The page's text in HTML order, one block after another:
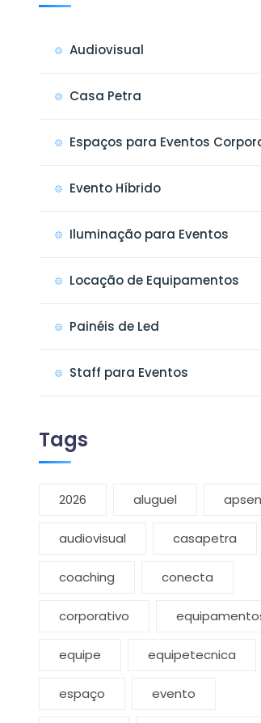
Audiovisual
Casa Petra
Espaços para Eventos
Evento Híbrido
Iluminação para Eventos
Locação de Equipamentos
Painéis de Led
Staff para Eventos
Tags
2026 aluguel apsen
audiovisual casapetra
coaching conecta
corporativo
equipe equipetecnica
espaço evento